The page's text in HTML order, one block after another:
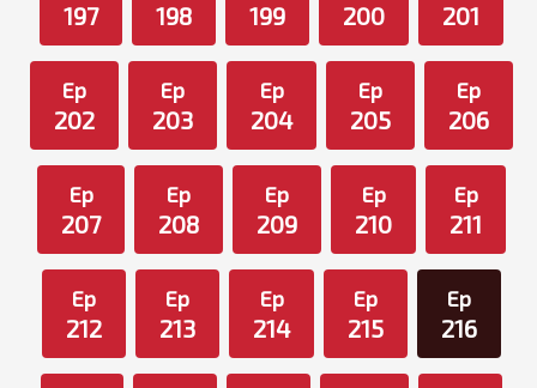
197 198 199 200 201
Ep
202
Ep
203
Ep
204
Ep
205
Ep
206
Ep
207
Ep
208
Ep
209
Ep
210
Ep
211
Ep
212
Ep
213
Ep
214
Ep
215
Ep
216